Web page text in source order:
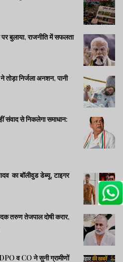
पर बुलाया, राजनीति में सफलता
निर्जला अनशन, पानी
संवाद से निकलेगा समाधान:
का बॉलीवुड डेब्यू, टाइगर
व CO ने सुनी ग्रामीणों